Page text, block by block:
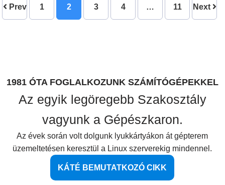
Prev 1 2 3 4 … 11 Next
1981 ÓTA FOGLALKOZUNK SZÁMÍTÓGÉPEKKEL
Az egyik legöregebb Szakosztály
vagyunk a Gépészkaron.
Az évek során volt dolgunk lyukkártyákon át gépterem
üzemeltetésen keresztül a Linux szerverekig mindennel.
KÁTÉ BEMUTATKOZÓ CIKK